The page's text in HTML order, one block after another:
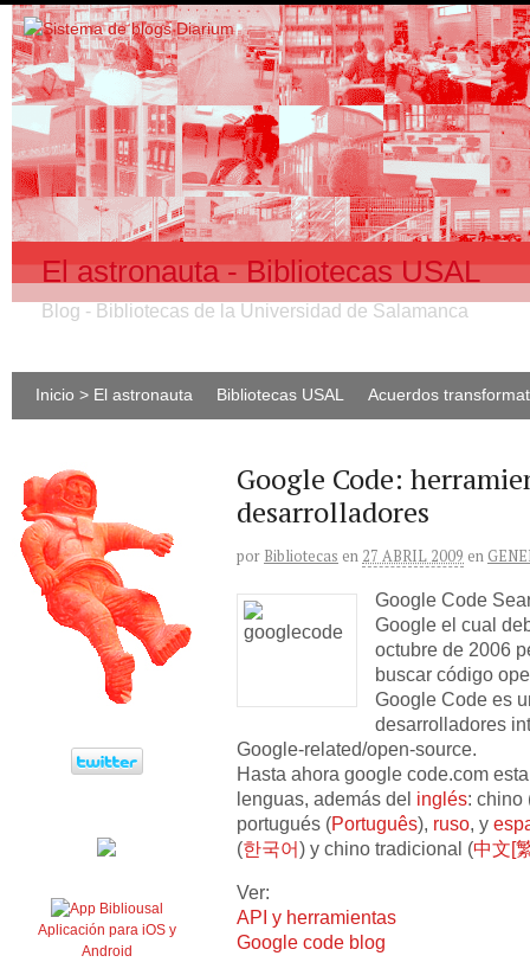
El astronauta - Bibliotecas USAL
Blog - Bibliotecas de la Universidad de Salamanca
Inicio > El astronauta Bibliotecas USAL Acuerdos
Google Code:
desarrolladores
por Bibliotecas en 27 ABRIL 2009 en
Google Code
Google el cual
octubre de 2006
buscar código
Google Code es
desarrolladores
Google-related/open-source.
Hasta ahora google code.com
lenguas, además del inglés: chino
portugués (Português), ruso , y
(한국어) y chino tradicional (中文[
Ver:
API y herramientas
Google code blog
Aplicación para iOS y
Android